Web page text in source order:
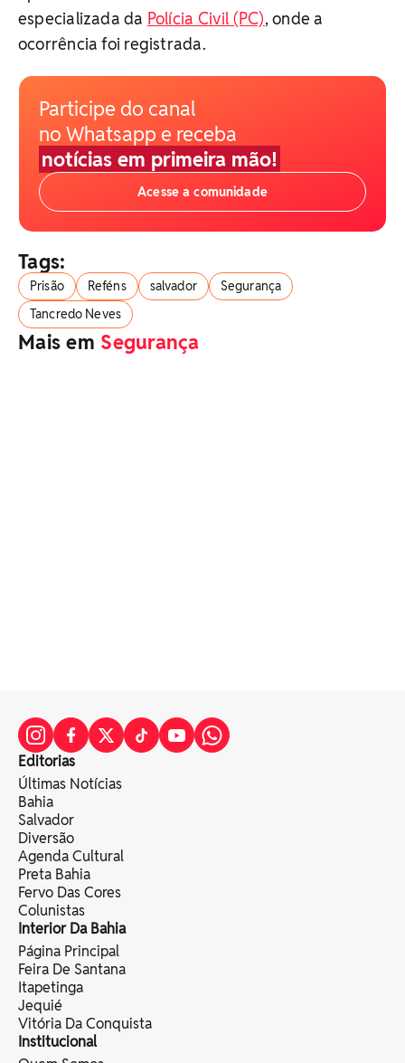
especializada da Polícia Civil (PC), onde a
ocorrência foi registrada.
Participe do canal
no Whatsapp e receba
notícias em primeira mão!
Acesse a comunidade
Tags:
Prisão Reféns salvador
Segurança
Tancredo Neves
Mais em Segurança
Editorias
Últimas Notícias
Bahia
Salvador
Diversão
Agenda Cultural
Preta Bahia
Fervo Das Cores
Colunistas
Interior Da Bahia
Página Principal
Feira De Santana
Itapetinga
Jequié
Vitória Da Conquista
Institucional